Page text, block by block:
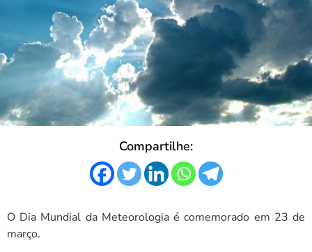
Compartilhe:
O Dia Mundial da Meteorologia é comemorado em 23 de
março.